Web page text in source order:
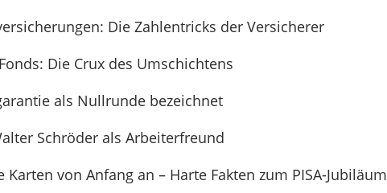
Die Zahlentricks der Versicherer
Die Crux des Umschichtens
als Nullrunde bezeichnet
Schröder als Arbeiterfreund
Karten von Anfang an – Harte Fakten zum PISA-Jubiläum